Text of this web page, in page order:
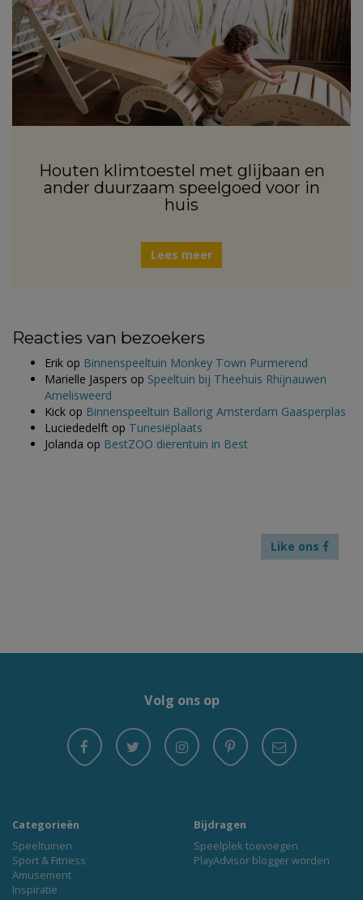
Houten klimtoestel met glijbaan en
ander duurzaam speelgoed voor in
huis
Lees meer
Reacties van bezoekers
Erik op Binnenspeeltuin Monkey Town Purmerend
Marielle Jaspers op Speeltuin bij Theehuis Rhijnauwen
Amelisweerd
Kick op Binnenspeeltuin Ballorig Amsterdam Gaasperplas
Luciededelft op Tunesiëplaats
Jolanda op BestZOO dierentuin in Best
Like ons
Volg ons op
Categorieën
Speeltuinen
Sport & Fitness
Amusement
Inspiratie
Bijdragen
Speelplek toevoegen
PlayAdvisor blogger worden